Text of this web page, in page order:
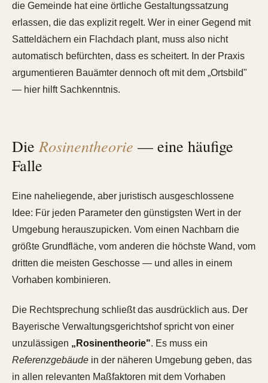
die Gemeinde hat eine örtliche Gestaltungssatzung
erlassen, die das explizit regelt. Wer in einer Gegend mit
Satteldächern ein Flachdach plant, muss also nicht
automatisch befürchten, dass es scheitert. In der Praxis
argumentieren Bauämter dennoch oft mit dem „Ortsbild"
— hier hilft Sachkenntnis.
Die Rosinentheorie — eine häufige
Falle
Eine naheliegende, aber juristisch ausgeschlossene
Idee: Für jeden Parameter den günstigsten Wert in der
Umgebung herauszupicken. Vom einen Nachbarn die
größte Grundfläche, vom anderen die höchste Wand, vom
dritten die meisten Geschosse — und alles in einem
Vorhaben kombinieren.
Die Rechtsprechung schließt das ausdrücklich aus. Der
Bayerische Verwaltungsgerichtshof spricht von einer
unzulässigen „Rosinentheorie". Es muss ein
Referenzgebäude in der näheren Umgebung geben, das
in allen relevanten Maßfaktoren mit dem Vorhaben